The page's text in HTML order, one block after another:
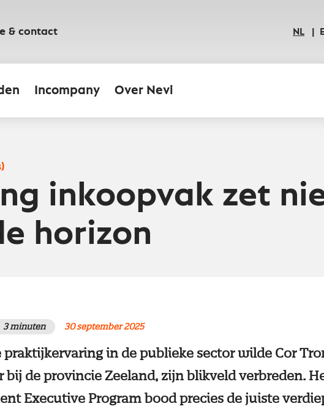
& contact NL
Incompany Over Nevi
inkoopvak zet
horizon
3 minuten 30 september 2025
in de publieke sector wilde Cor
bij de provincie Zeeland, zijn blikveld verbreden.
Executive Program bood precies de juiste